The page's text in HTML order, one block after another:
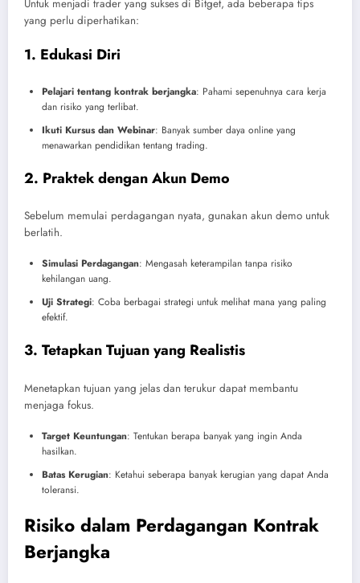
Untuk menjadi trader yang sukses di Bitget, ada beberapa tips
yang perlu diperhatikan:
1. Edukasi Diri
Pelajari tentang kontrak berjangka: Pahami sepenuhnya cara kerja
dan risiko yang terlibat.
Ikuti Kursus dan Webinar: Banyak sumber daya online yang
menawarkan pendidikan tentang trading.
2. Praktek dengan Akun Demo
Sebelum memulai perdagangan nyata, gunakan akun demo untuk
berlatih.
Simulasi Perdagangan: Mengasah keterampilan tanpa risiko
kehilangan uang.
Uji Strategi: Coba berbagai strategi untuk melihat mana yang paling
efektif.
3. Tetapkan Tujuan yang Realistis
Menetapkan tujuan yang jelas dan terukur dapat membantu
menjaga fokus.
Target Keuntungan: Tentukan berapa banyak yang ingin Anda
hasilkan.
Batas Kerugian: Ketahui seberapa banyak kerugian yang dapat Anda
toleransi.
Risiko dalam Perdagangan Kontrak
Berjangka